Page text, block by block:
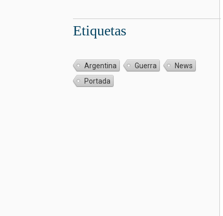
Etiquetas
Argentina Guerra
News
Portada